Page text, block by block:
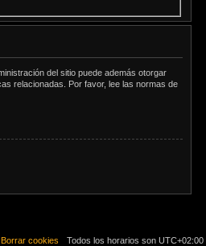
del sitio puede además otorgar
relacionadas. Por favor, lee las normas de
Todos los horarios son UTC+02:00
Borrar cookies